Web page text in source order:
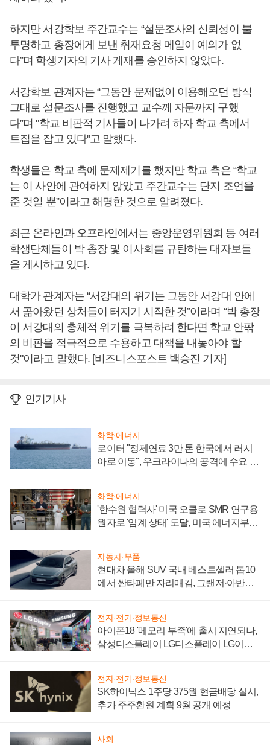
하지만 서강학보 주간교수는 “설문조사의 신뢰성이 불
투명하고 총장에게 보낸 취재요청 메일이 예의가 없
다”며 학생기자의 기사 게재를 승인하지 않았다.
서강학보 관계자는 “그동안 문제없이 이용해오던 방식
그대로 설문조사를 진행했고 교수께 자문까지 구했
다”며 "학교 비판적 기사들이 나가려 하자 학교 측에서
트집을 잡고 있다"고 말했다.
학생들은 학교 측에 문제제기를 했지만 학교 측은 “학교
는 이 사안에 관여하지 않았고 주간교수는 단지 조언을
준 것일 뿐”이라고 해명한 것으로 알려졌다.
최근 온라인과 오프라인에서는 중앙운영위원회 등 여러
학생단체들이 박 총장 및 이사회를 규탄하는 대자보들
을 게시하고 있다.
대학가 관계자는 “서강대의 위기는 그동안 서강대 안에
서 곪아왔던 상처들이 터지기 시작한 것”이라며 “박 총장
이 서강대의 총체적 위기를 극복하려 한다면 학교 안팎
의 비판을 적극적으로 수용하고 대책을 내놓아야 할
것"이라고 말했다. [비즈니스포스트 백승진 기자]
인기기사
화학·에너지
로이터 "정제연료 3만 톤 한국에서 러시
아로 이동", 우크라이나의 공격에 수요 늘
화학·에너지
'한수원 협력사' 미국 오클로 SMR 연구용
원자로 '임계 상태' 도달, 미국 에너지부
자동차·부품
현대차 올해 SUV 국내 베스트셀러 톱10
에서 싼타페만 자리매김, 그랜저·아반떼
전자·전기·정보통신
아이폰18 '메모리 부족'에 출시 지연되나,
삼성디스플레이 LG디스플레이 LG이노
전자·전기·정보통신
SK하이닉스 1주당 375원 현금배당 실시,
추가 주주환원 계획 9월 공개 예정
사회